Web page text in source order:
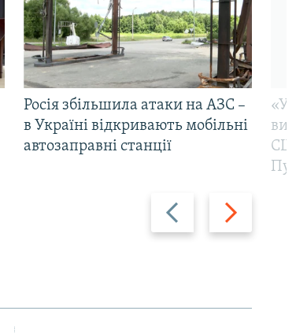
Назад Вперед
Росія збільшила атаки на АЗС –
в Україні відкривають мобільні
автозаправні станції